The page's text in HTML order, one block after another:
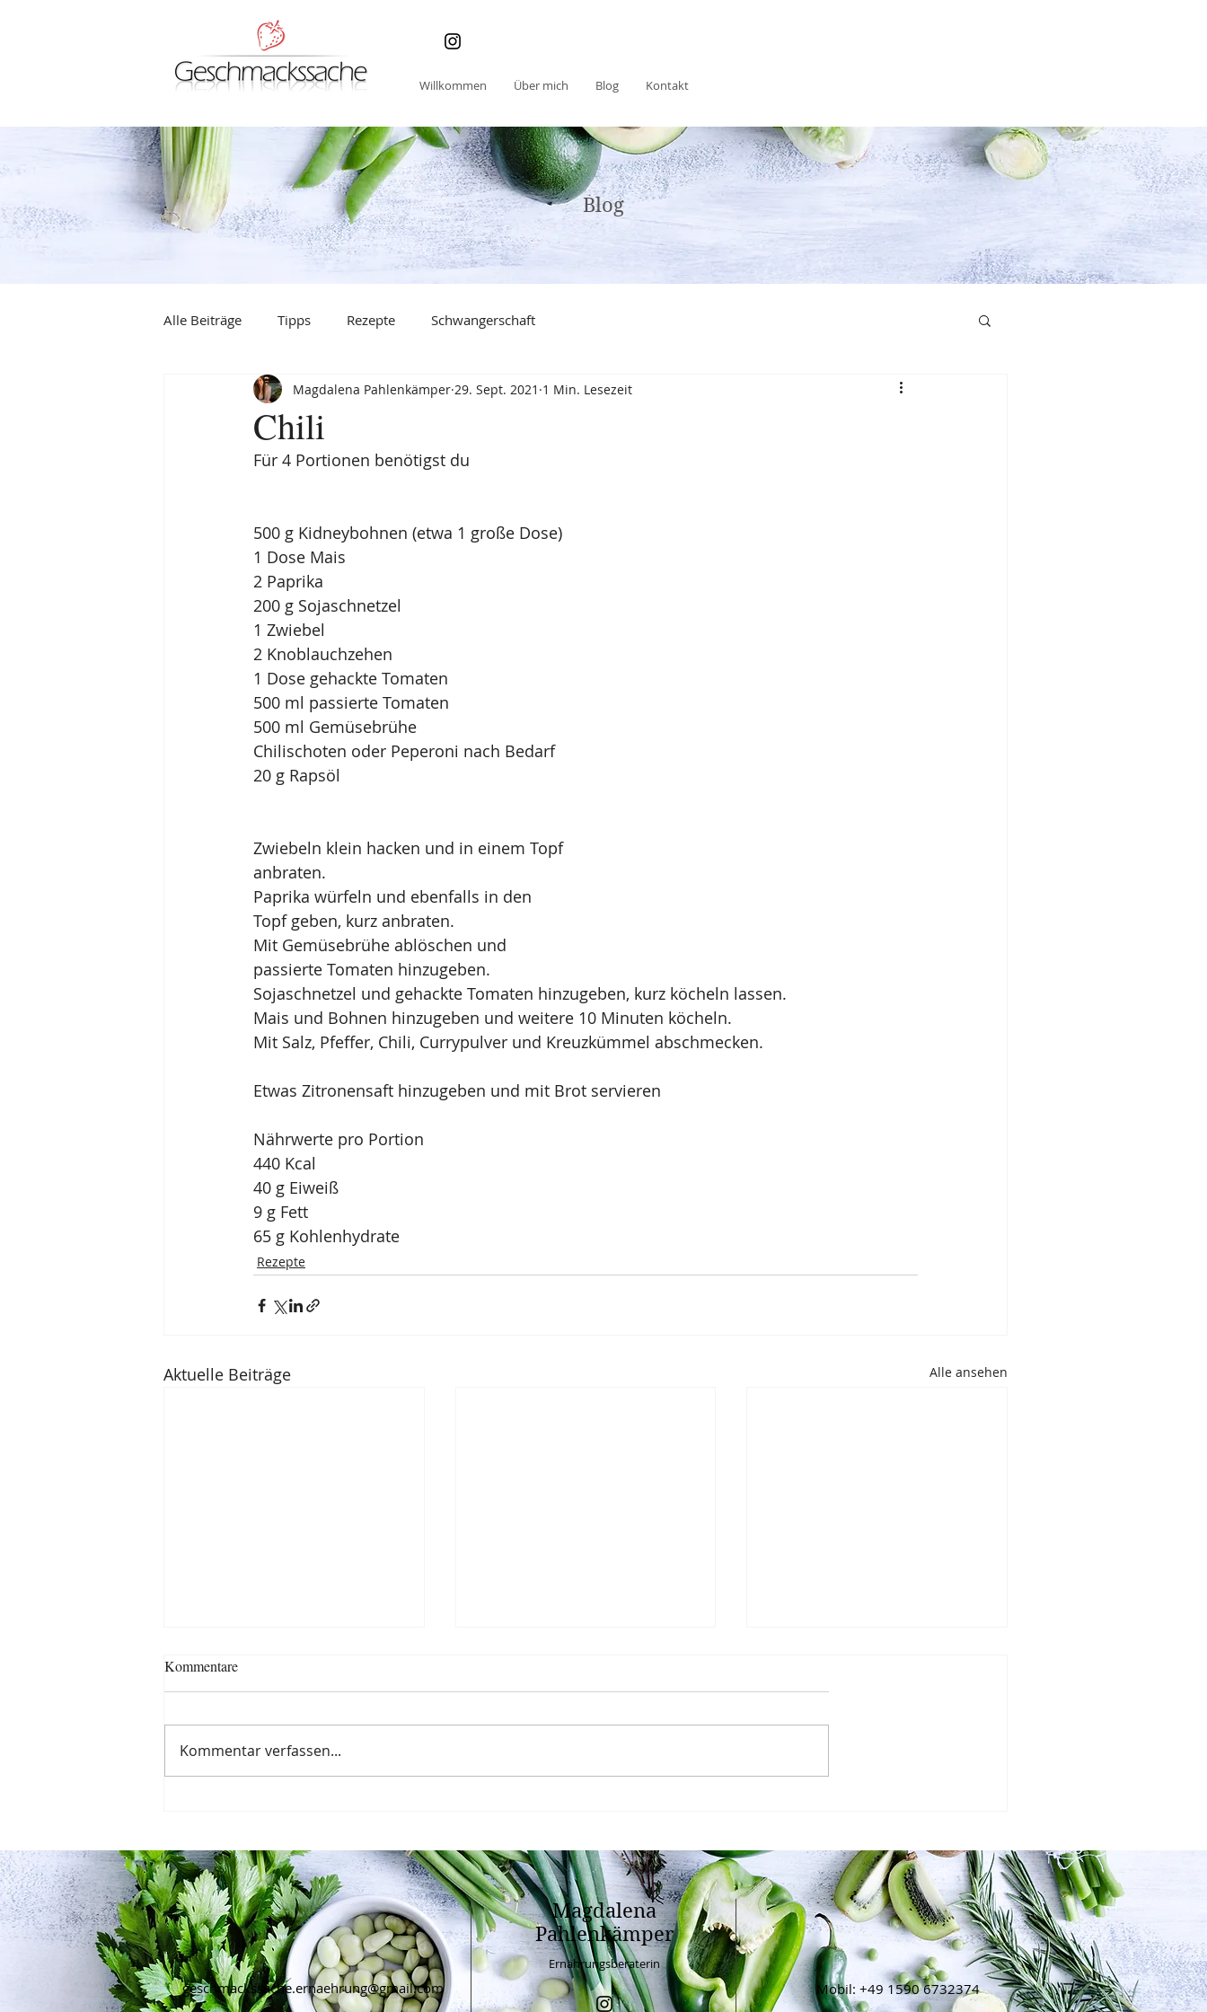
Willkommen Über mich Blog Kontakt
Blog
Alle Beiträge Tipps Rezepte Schwangerschaft
Chili
Magdalena Pahlenkämper 29. Sept. 2021 1 Min. Lesezeit
Für 4 Portionen benötigst du
500 g Kidneybohnen (etwa 1 große Dose)
1 Dose Mais
2 Paprika
200 g Sojaschnetzel
1 Zwiebel
2 Knoblauchzehen
1 Dose gehackte Tomaten
500 ml passierte Tomaten
500 ml Gemüsebrühe
Chilischoten oder Peperoni nach Bedarf
20 g Rapsöl
Zwiebeln klein hacken und in einem Topf
anbraten.
Paprika würfeln und ebenfalls in den
Topf geben, kurz anbraten.
Mit Gemüsebrühe ablöschen und
passierte Tomaten hinzugeben.
Sojaschnetzel und gehackte Tomaten hinzugeben, kurz köcheln lassen.
Mais und Bohnen hinzugeben und weitere 10 Minuten köcheln.
Mit Salz, Pfeffer, Chili, Currypulver und Kreuzkümmel abschmecken.
Etwas Zitronensaft hinzugeben und mit Brot servieren
Nährwerte pro Portion
440 Kcal
40 g Eiweiß
9 g Fett
65 g Kohlenhydrate
Rezepte
Aktuelle Beiträge Alle ansehen
Baked Pumpkin Oats
Kommentare
Kommentar verfassen...
geschmackssache.ernaehrung@gmail.com
Magdalena
Pahlenkämper
Ernährungsberaterin
Mobil: +49 1590 6732374